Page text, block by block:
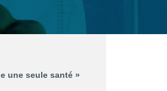
une seule santé »